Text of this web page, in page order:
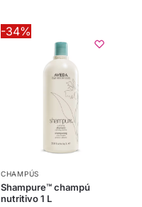
-34%
CHAMPÚS
Shampure™ champú
nutritivo 1 L